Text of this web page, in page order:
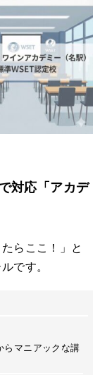
対応「アカデ
らここ！」と
です。
らマニアックな講